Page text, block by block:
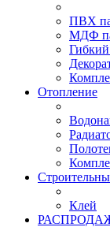
ПВХ
МДФ
Отопление
Клей